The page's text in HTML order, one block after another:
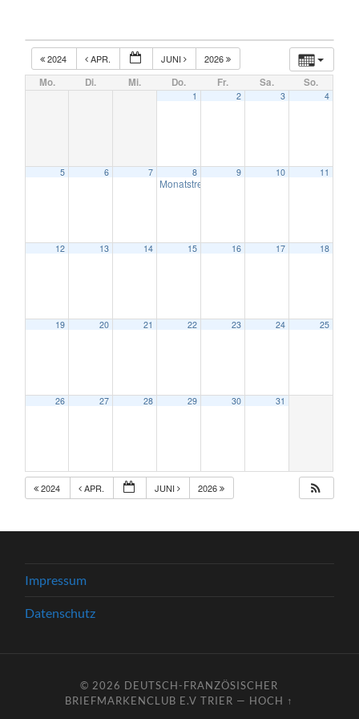
2024 APR. JUNI 2026
Mo. Di. Mi. Do. Fr. Sa. So.
1 2 3 4
5 6 7 8
Monatstreffen
9 10 11
12 13 14 15 16 17 18
19 20 21 22 23 24 25
26 27 28 29 30 31
2024 APR. JUNI 2026
Impressum
Datenschutz
© 2026 DEUTSCH-FRANZÖSISCHER
BRIEFMARKENCLUB E.V TRIER — HOCH ↑